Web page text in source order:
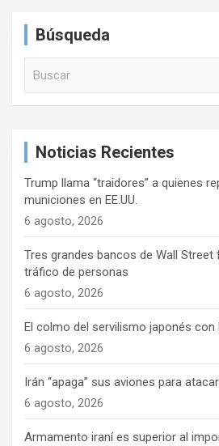
Búsqueda
Noticias Recientes
Trump llama “traidores” a quienes
municiones en EE.UU.
6 agosto, 2026
Tres grandes bancos de Wall Street
tráfico de personas
6 agosto, 2026
El colmo del servilismo japonés con
6 agosto, 2026
Irán “apaga” sus aviones para
6 agosto, 2026
Armamento iraní es superior al